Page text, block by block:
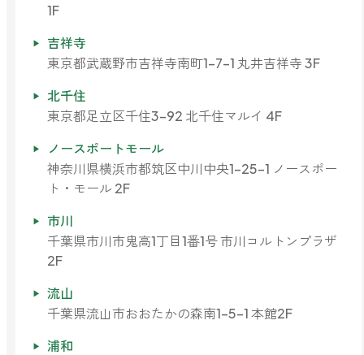
1F
吉祥寺
東京都武蔵野市吉祥寺南町1-7-1 丸井吉祥寺 3F
北千住
東京都足立区千住3-92 北千住マルイ 4F
ノースポートモール
神奈川県横浜市都筑区中川中央1-25-1 ノースポー
ト・モール 2F
市川
千葉県市川市鬼高1丁目1番1号 市川コルトンプラザ
2F
流山
千葉県流山市おおたかの森南1-5-1 本館2F
浦和